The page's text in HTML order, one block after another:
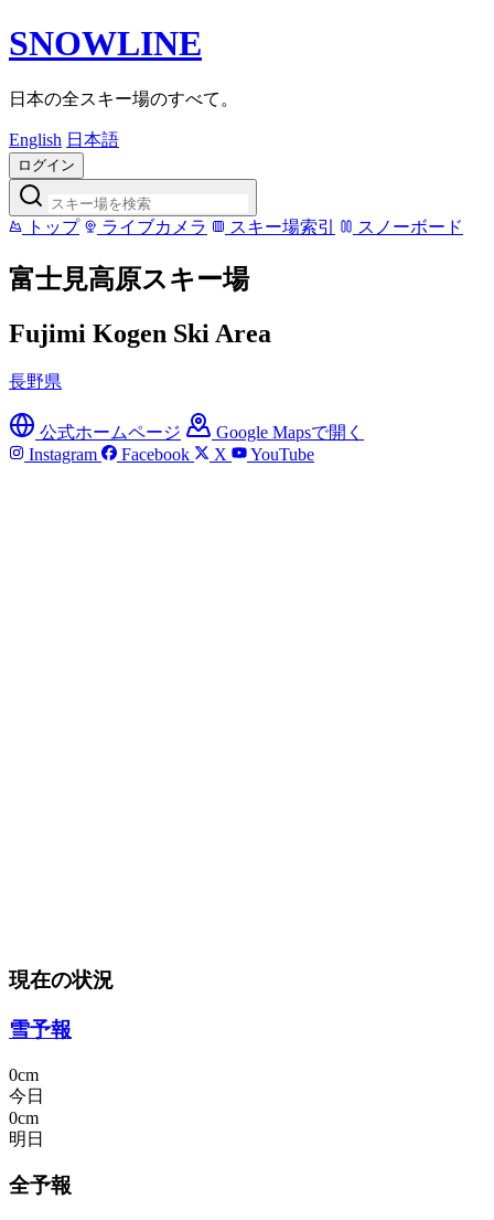
SNOWLINE
日本の全スキー場のすべて。
English 日本語
ログイン
トップ ライブカメラ スキー場索引 スノーボード
富士見高原スキー場
Fujimi Kogen Ski Area
長野県
公式ホームページ
Google Mapsで開く
Instagram
Facebook X YouTube
現在の状況
雪予報
0cm
今日
0cm
明日
全予報